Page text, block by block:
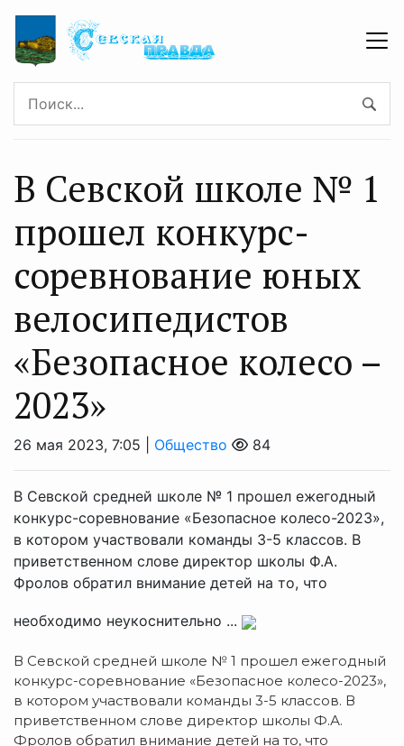
В Севской школе № 1
прошел конкурс-
соревнование юных
велосипедистов
«Безопасное колесо –
2023»
26 мая 2023, 7:05 | Общество 84
В Севской средней школе № 1 прошел ежегодный
конкурс-соревнование «Безопасное колесо-2023»,
в котором участвовали команды 3-5 классов. В
приветственном слове директор школы Ф.А.
Фролов обратил внимание детей на то, что
необходимо неукоснительно ...
В Севской средней школе № 1 прошел ежегодный
конкурс-соревнование «Безопасное колесо-2023»,
в котором участвовали команды 3-5 классов. В
приветственном слове директор школы Ф.А.
Фролов обратил внимание детей на то, что